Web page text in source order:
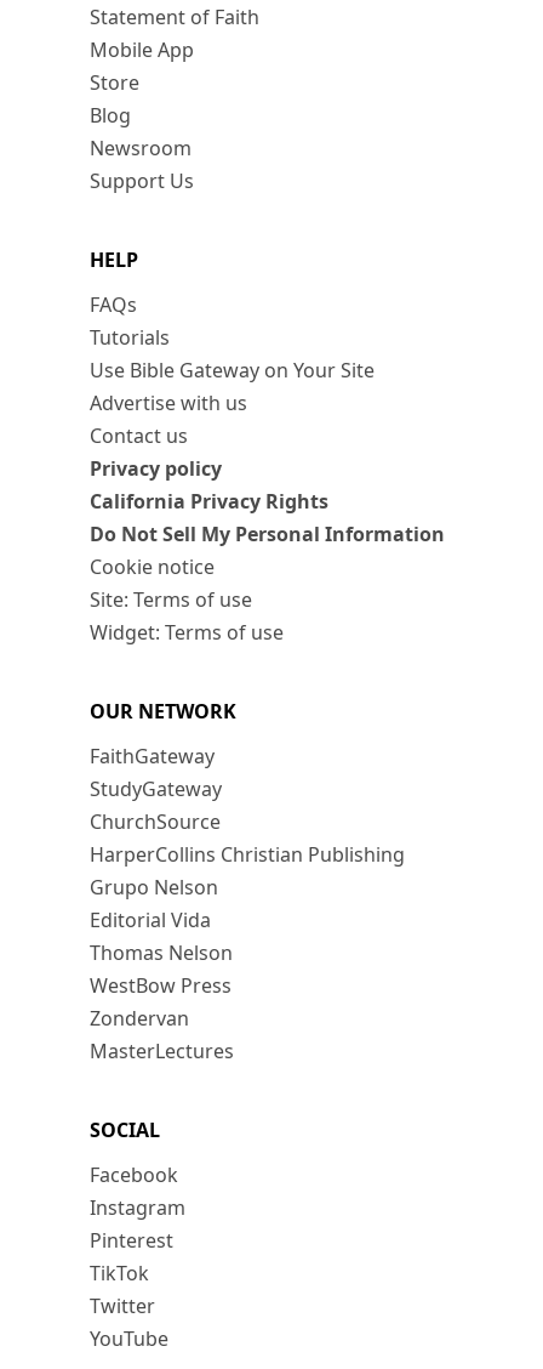
Statement of Faith
Mobile App
Store
Blog
Newsroom
Support Us
HELP
FAQs
Tutorials
Use Bible Gateway on Your Site
Advertise with us
Contact us
Privacy policy
California Privacy Rights
Do Not Sell My Personal Information
Cookie notice
Site: Terms of use
Widget: Terms of use
OUR NETWORK
FaithGateway
StudyGateway
ChurchSource
HarperCollins Christian Publishing
Grupo Nelson
Editorial Vida
Thomas Nelson
WestBow Press
Zondervan
MasterLectures
SOCIAL
Facebook
Instagram
Pinterest
TikTok
Twitter
YouTube